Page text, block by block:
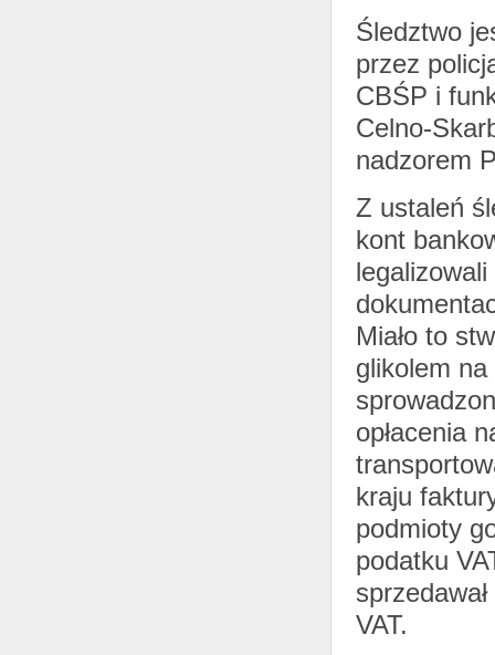
Śledztwo
przez
CBŚP i
Celno-
nadzorem
Z ustaleń
kont
Miało to
glikolem
opłacenia
kraju
podmioty
podatku
VAT.